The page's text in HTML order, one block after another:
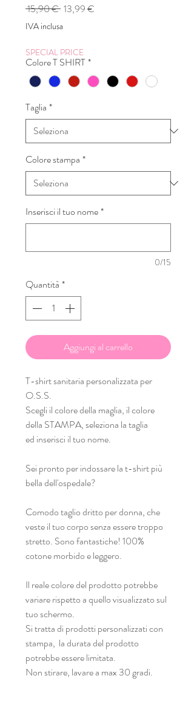
15,90 € Prezzo
13,99 €
IVA inclusa
SPECIAL PRICE
Colore T SHIRT*
Taglia *
Colore stampa *
Inserisci il tuo nome*
0/15
Quantità *
Aggiungi al carrello
T-shirt sanitaria personalizzata per
O.S.S.
Scegli il colore della maglia, il colore
della STAMPA, seleziona la taglia
ed inserisci il tuo nome.
Sei pronto per indossare la t-shirt più
bella dell'ospedale?
Comodo taglio dritto per donna, che
veste il tuo corpo senza essere troppo
stretto. Sono fantastiche! 100%
cotone morbido e leggero.
Il reale colore del prodotto potrebbe
variare rispetto a quello visualizzato sul
tuo schermo.
Si tratta di prodotti personalizzati con
stampa, la durata del prodotto
potrebbe essere limitata.
Non stirare, lavare a max 30 gradi.